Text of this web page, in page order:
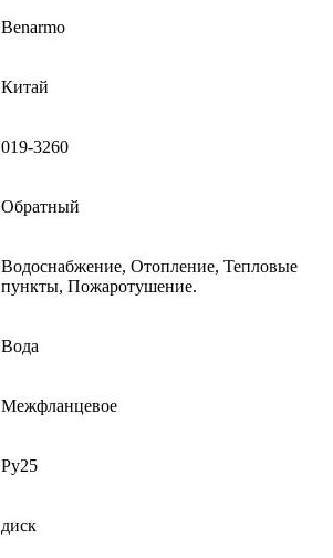
Benarmo
Китай
019-3260
Обратный
Водоснабжение, Отопление, Тепловые
пункты, Пожаротушение.
Вода
Межфланцевое
Ру25
диск